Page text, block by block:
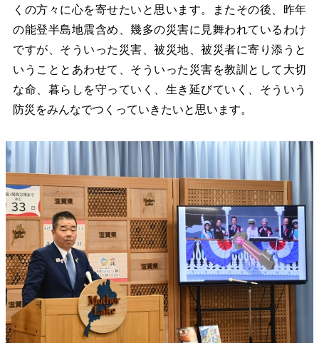
くの方々に心を寄せたいと思います。またその後、昨年
の能登半島地震含め、幾多の災害に見舞われているわけ
ですが、そういった災害、被災地、被災者に寄り添うと
いうこととあわせて、そういった災害を教訓として大切
な命、暮らしを守っていく、生き延びていく、そういう
防災をみんなでつくっていきたいと思います。